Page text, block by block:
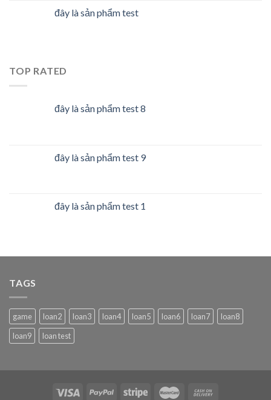
đây là sản phẩm test
TOP RATED
đây là sản phẩm test 8
đây là sản phẩm test 9
đây là sản phẩm test 1
TAGS
game loan2 loan3 loan4 loan5 loan6 loan7
loan8
loan9
loan test